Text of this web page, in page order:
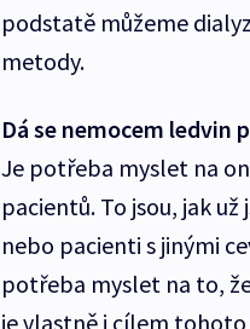
podstatě můžeme
metody.
Dá se nemocem ledvin
Je potřeba myslet na
pacientů. To jsou, jak
nebo pacienti s jinými
potřeba myslet na to,
je vlastně i cílem